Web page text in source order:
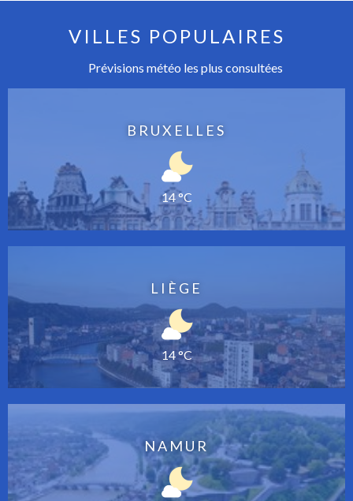
VILLES POPULAIRES
Prévisions météo les plus consultées
BRUXELLES
14 °C
LIÈGE
14 °C
NAMUR